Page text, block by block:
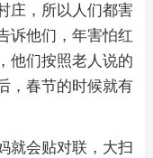
庄，所以人们都害
诉他们，年害怕红
他们按照老人说的
，春节的时候就有
就会贴对联，大扫